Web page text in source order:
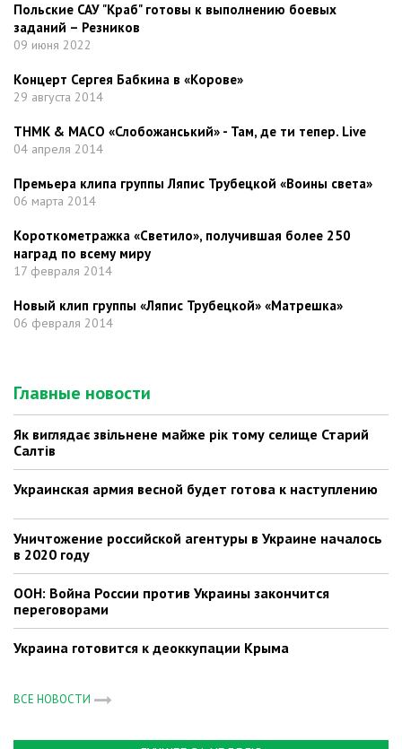
Польские САУ "Краб" готовы к выполнению боевых
заданий – Резников
09 июня 2022
Концерт Сергея Бабкина в «Корове»
29 августа 2014
ТНМК & МАСО «Слобожанський» - Там, де ти тепер. Live
04 апреля 2014
Премьера клипа группы Ляпис Трубецкой «Воины света»
06 марта 2014
Короткометражка «Светило», получившая более 250
наград по всему миру
17 февраля 2014
Новый клип группы «Ляпис Трубецкой» «Матрешка»
06 февраля 2014
Главные новости
Як виглядає звільнене майже рік тому селище Старий
Салтів
Украинская армия весной будет готова к наступлению
Уничтожение российской агентуры в Украине началось
в 2020 году
ООН: Война России против Украины закончится
переговорами
Украина готовится к деоккупации Крыма
ВСЕ НОВОСТИ